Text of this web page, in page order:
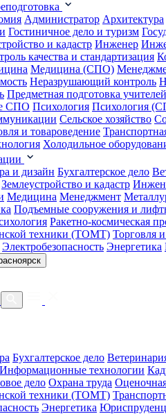
Администратор Архитектура
Гостиничное дело и туризм
и кадастр Инженер
качества и стандартизация
Медицина (СПО)
Неразрушающий контроль
Предметная подготовка учителей
СПО Психология Психология
Сельское хозяйство
и товароведение
Холодильное
и дизайн Бухгалтерское дело
Землеустройство и кадастр
Медицина Менеджмент
Подъемные сооружения и
Ракетно-космическая
техники (ТОМТ) Торговля
Электробезопасность Энергетика
Бухгалтерское дело
Информационные технологии
дело Охрана труда
техники (ТОМТ)
Энергетика